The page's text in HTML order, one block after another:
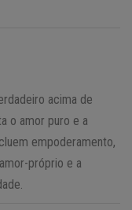
acima de
o amor puro e a
empoderamento,
próprio e a